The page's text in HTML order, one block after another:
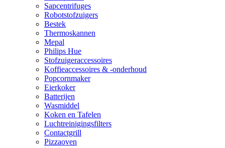
Sapcentrifuges
Robotstofzuigers
Bestek
Thermoskannen
Mepal
Philips Hue
Stofzuigeraccessoires
Koffieaccessoires & -onderhoud
Popcornmaker
Eierkoker
Batterijen
Wasmiddel
Koken en Tafelen
Luchtreinigingsfilters
Contactgrill
Pizzaoven